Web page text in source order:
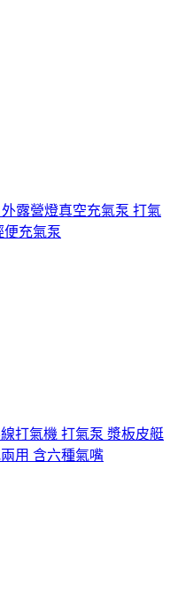
露營燈真空充氣泵 打氣
便充氣泵
打氣機 打氣泵 漿板皮艇
用 含六種氣嘴